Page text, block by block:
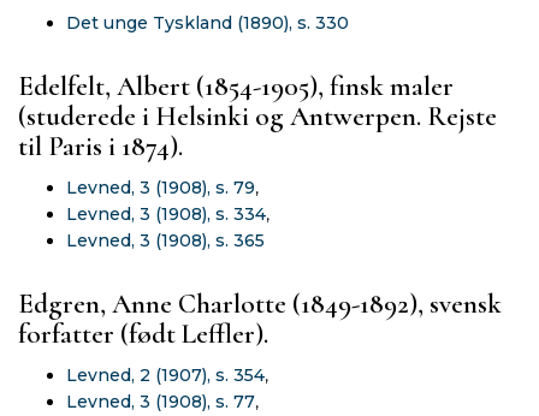
Det unge Tyskland (1890), s. 330
Edelfelt, Albert (1854-1905), finsk maler
(studerede i Helsinki og Antwerpen. Rejste
til Paris i 1874).
Levned, 3 (1908), s. 79,
Levned, 3 (1908), s. 334,
Levned, 3 (1908), s. 365
Edgren, Anne Charlotte (1849-1892), svensk
forfatter (født Leffler).
Levned, 2 (1907), s. 354,
Levned, 3 (1908), s. 77,